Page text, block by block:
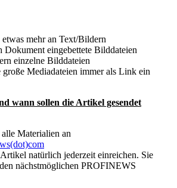
etwas mehr an Text/Bildern
Dokument eingebettete Bilddateien
einzelne Bilddateien
große Mediadateien immer als Link ein
wann sollen die Artikel gesendet
Materialien an
natürlich jederzeit einreichen. Sie
nächstmöglichen PROFINEWS